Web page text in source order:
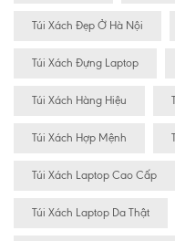
Túi Xách Đẹp Ở Hà Nội
Túi Xách Đựng Laptop
Túi Xách Hàng Hiệu
Túi Xách Hợp Mệnh
Túi Xách Laptop Cao Cấp
Túi Xách Laptop Da Thật